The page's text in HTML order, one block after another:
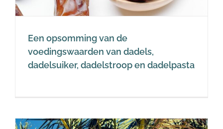
Een opsomming van de
voedingswaarden van dadels,
dadelsuiker, dadelstroop en dadelpasta